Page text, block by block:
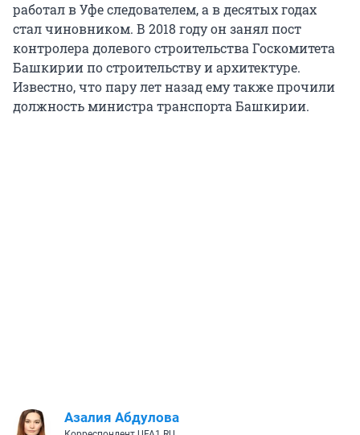
работал в Уфе следователем, а в десятых годах
стал чиновником. В 2018 году он занял пост
контролера долевого строительства Госкомитета
Башкирии по строительству и архитектуре.
Известно, что пару лет назад ему также прочили
должность министра транспорта Башкирии.
Азалия Абдулова